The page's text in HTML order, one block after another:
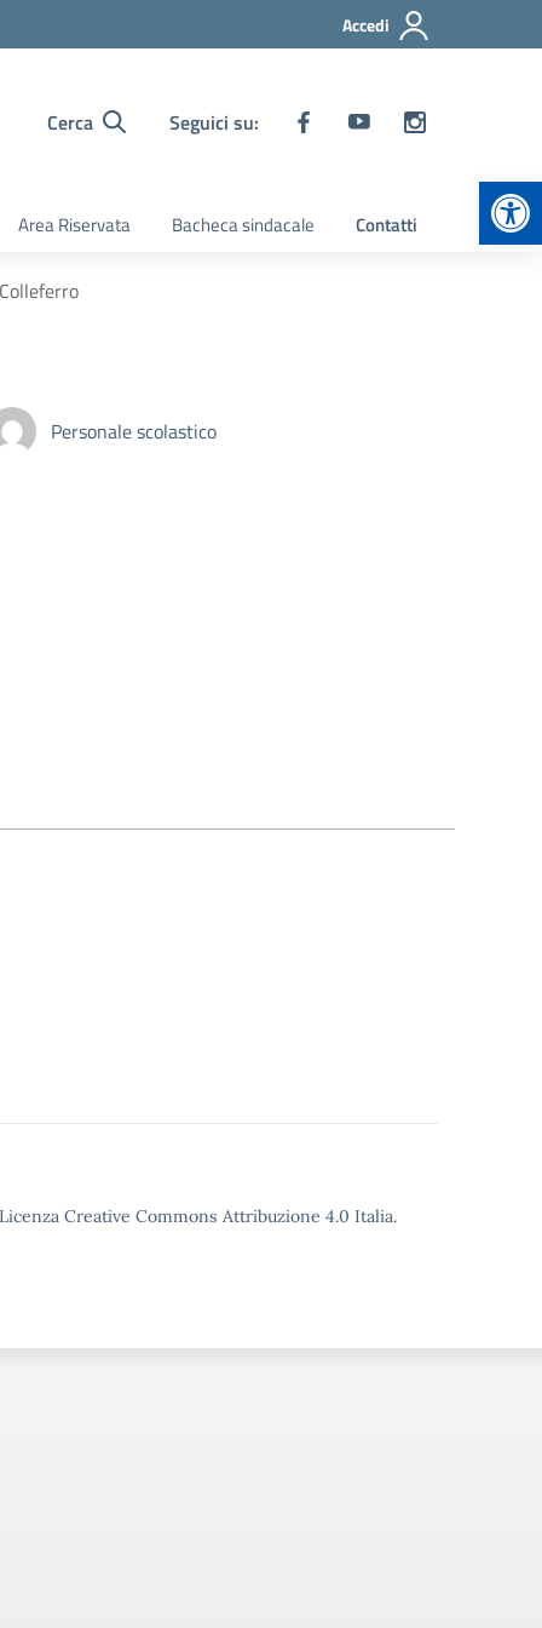
Accedi
Cerca Seguici su:
Area Riservata Bacheca sindacale Contatti
Personale scolastico
Creative Commons Attribuzione 4.0 Italia.